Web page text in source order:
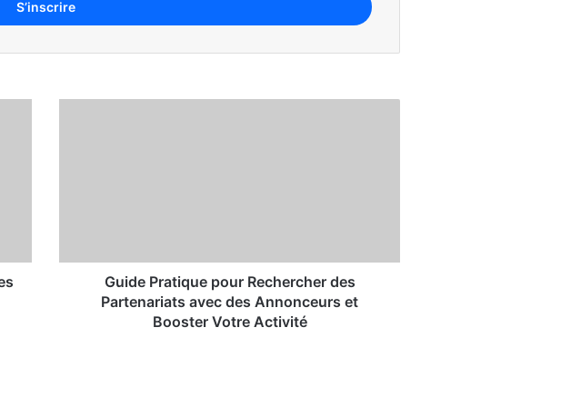
Portrait : Qui est Mame Diarra Bousso Dioum, cette jeune entrepreneuse sénégalaise qui monte ?
de salarié bloqué à investisseur libre
Guide Pratique pour Rechercher des
Partenariats avec des Annonceurs et
Booster Votre Activité